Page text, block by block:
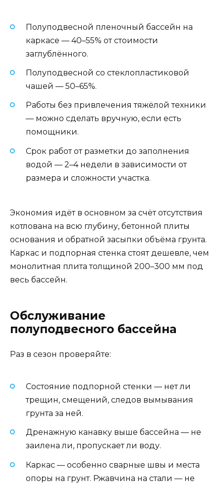
Полуподвесной пленочный бассейн на
каркасе — 40–55% от стоимости
заглублённого.
Полуподвесной со стеклопластиковой
чашей — 50–65%.
Работы без привлечения тяжёлой техники
— можно сделать вручную, если есть
помощники.
Срок работ от разметки до заполнения
водой — 2–4 недели в зависимости от
размера и сложности участка.
Экономия идёт в основном за счёт отсутствия
котлована на всю глубину, бетонной плиты
основания и обратной засыпки объёма грунта.
Каркас и подпорная стенка стоят дешевле, чем
монолитная плита толщиной 200–300 мм под
весь бассейн.
Обслуживание
полуподвесного бассейна
Раз в сезон проверяйте:
Состояние подпорной стенки — нет ли
трещин, смещений, следов вымывания
грунта за ней.
Дренажную канавку выше бассейна — не
заилена ли, пропускает ли воду.
Каркас — особенно сварные швы и места
опоры на грунт. Ржавчина на стали — не